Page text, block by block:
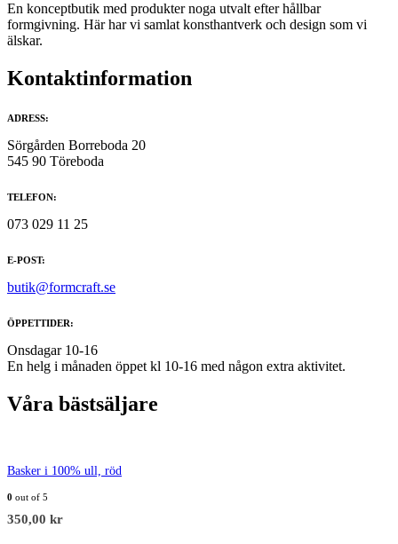
En konceptbutik med produkter noga utvalt efter hållbar
formgivning. Här har vi samlat konsthantverk och design som vi
älskar.
Kontaktinformation
ADRESS:
Sörgården Borreboda 20
545 90 Töreboda
TELEFON:
073 029 11 25
E-POST:
butik@formcraft.se
ÖPPETTIDER:
Onsdagar 10-16
En helg i månaden öppet kl 10-16 med någon extra aktivitet.
Våra bästsäljare
Basker i 100% ull, röd
0 out of 5
350,00 kr